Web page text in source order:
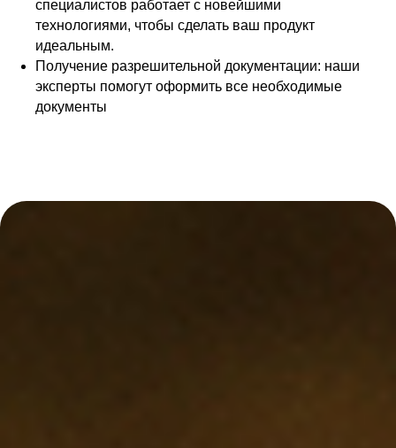
специалистов работает с новейшими
технологиями, чтобы сделать ваш продукт
идеальным.
Получение разрешительной документации: наши
эксперты помогут оформить все необходимые
документы